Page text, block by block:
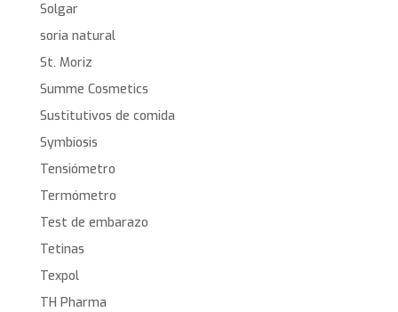
Solgar
soria natural
St. Moriz
Summe Cosmetics
Sustitutivos de comida
Symbiosis
Tensiómetro
Termómetro
Test de embarazo
Tetinas
Texpol
TH Pharma